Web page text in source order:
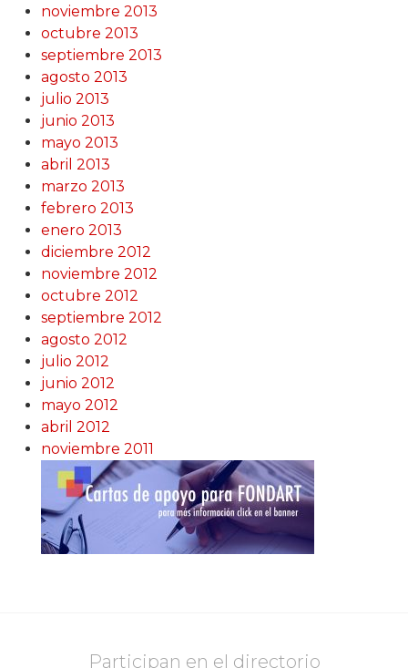
noviembre 2013
octubre 2013
septiembre 2013
agosto 2013
julio 2013
junio 2013
mayo 2013
abril 2013
marzo 2013
febrero 2013
enero 2013
diciembre 2012
noviembre 2012
octubre 2012
septiembre 2012
agosto 2012
julio 2012
junio 2012
mayo 2012
abril 2012
noviembre 2011
Participan en el directorio